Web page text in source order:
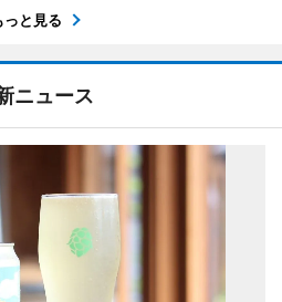
っと見る
ニュース